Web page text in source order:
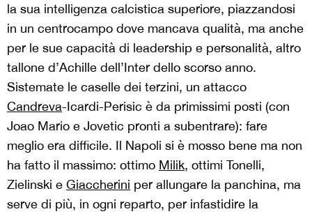
la sua intelligenza calcistica superiore, piazzandosi
in un centrocampo dove mancava qualità, ma anche
per le sue capacità di leadership e personalità, altro
tallone d’Achille dell’Inter dello scorso anno.
Sistemate le caselle dei terzini, un attacco
Candreva-Icardi-Perisic è da primissimi posti (con
Joao Mario e Jovetic pronti a subentrare): fare
meglio era difficile. Il Napoli si è mosso bene ma non
ha fatto il massimo: ottimo Milik, ottimi Tonelli,
Zielinski e Giaccherini per allungare la panchina, ma
serve di più, in ogni reparto, per infastidire la